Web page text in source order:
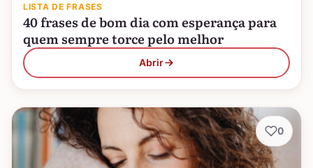
LISTA DE FRASES
40 frases de bom dia com esperança para
quem sempre torce pelo melhor
Abrir
0